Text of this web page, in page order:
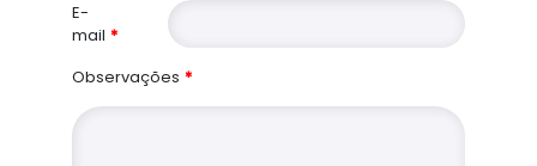
E-
mail
Observações